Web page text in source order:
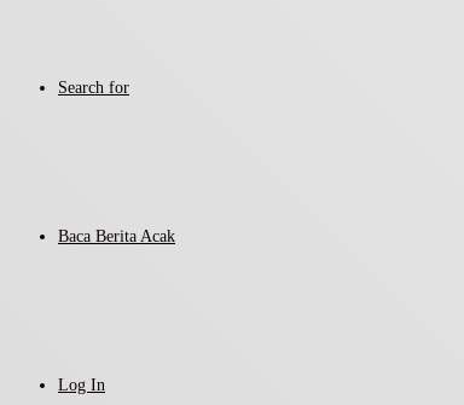
Search for
Baca Berita Acak
Log In